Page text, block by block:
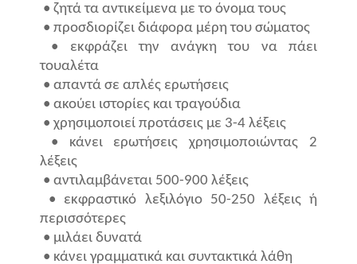
• ζητά τα αντικείμενα με το όνομα τους
• προσδιορίζει διάφορα μέρη του σώματος
• εκφράζει την ανάγκη του να πάει
τουαλέτα
• απαντά σε απλές ερωτήσεις
• ακούει ιστορίες και τραγούδια
• χρησιμοποιεί προτάσεις με 3-4 λέξεις
• κάνει ερωτήσεις χρησιμοποιώντας 2
λέξεις
• αντιλαμβάνεται 500-900 λέξεις
• εκφραστικό λεξιλόγιο 50-250 λέξεις ή
περισσότερες
• μιλάει δυνατά
• κάνει γραμματικά και συντακτικά λάθη